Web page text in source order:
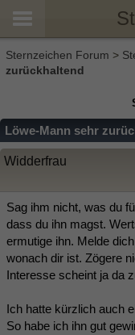
Sternzeichen Forum >
zurückhaltend
Löwe-Mann sehr
Widderfrau
Sag ihm nicht, was du
dass du ihn magst.
ermutige ihn. Melde
wonach dir ist. Zögere
Interesse scheint ja da
Ich hatte kürzlich auch
So habe ich ihn gut